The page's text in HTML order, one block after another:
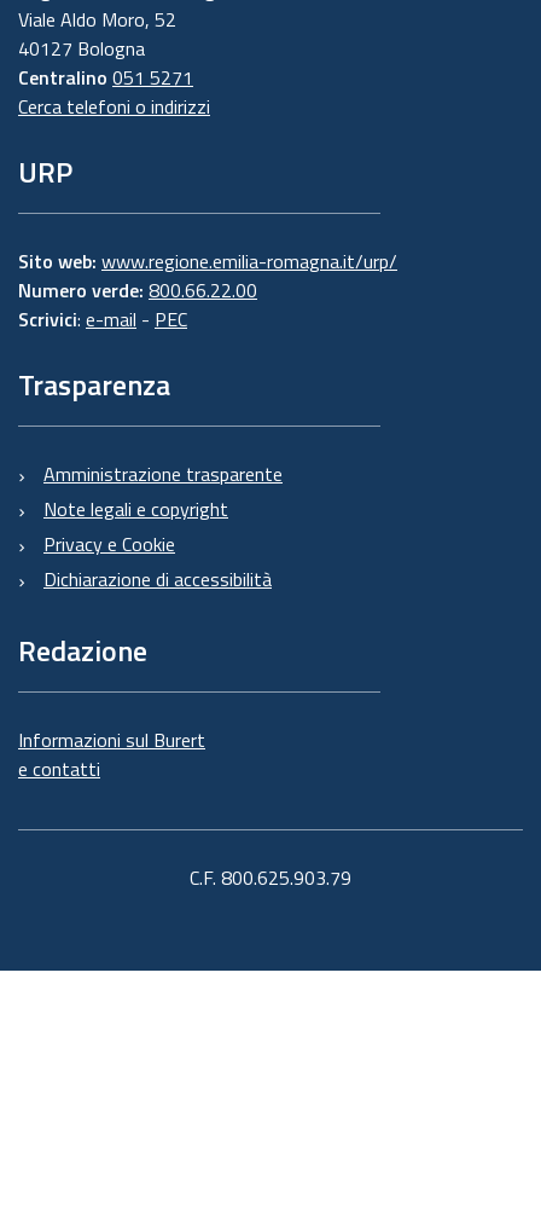
Viale Aldo Moro, 52
40127 Bologna
Centralino 051 5271
Cerca telefoni o indirizzi
URP
Sito web: www.regione.emilia-romagna.it/urp/
Numero verde: 800.66.22.00
Scrivici: e-mail - PEC
Trasparenza
Amministrazione trasparente
Note legali e copyright
Privacy e Cookie
Dichiarazione di accessibilità
Redazione
Informazioni sul Burert
e contatti
C.F. 800.625.903.79